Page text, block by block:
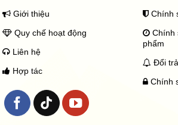
Giới thiệu
Quy chế hoạt động
Liên hệ
Hợp tác
Chính
Chính
phẩm
Đổi
Chính